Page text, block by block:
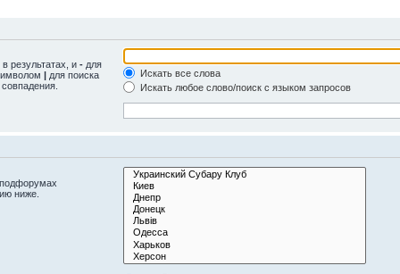
результатах, и - для
| для поиска
Искать все слова
Искать любое слово/поиск с языком запросов
ниже.